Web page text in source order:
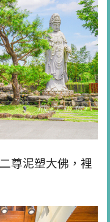
尊泥塑大佛，裡